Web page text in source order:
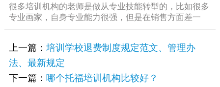
很多培训机构的老师是做从专业技能转型的，比如很多
专业画家，自身专业能力很强，但是在销售方面差一
上一篇： 培训学校退费制度规定范文、管理办
法、最新规定
下一篇： 哪个托福培训机构比较好？